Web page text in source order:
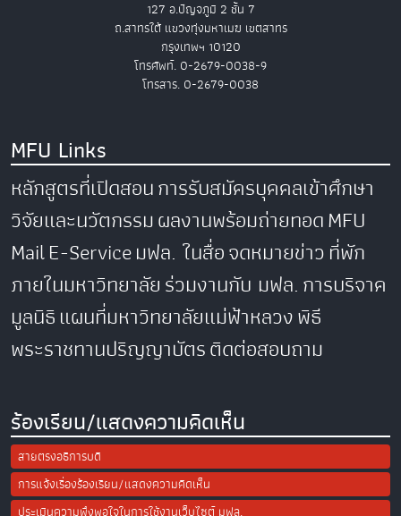
127 อ.ปัญจภูมิ 2 ชั้น 7
ถ.สาทรใต้ แขวงทุ่งมหาเมฆ เขตสาทร
กรุงเทพฯ 10120
โทรศัพท์. 0-2679-0038-9
โทรสาร. 0-2679-0038
MFU Links
หลักสูตรที่เปิดสอนการรับสมัครบุคคลเข้าศึกษา
วิจัยและนวัตกรรมผลงานพร้อมถ่ายทอดMFU
MailE-Serviceมฟล. ในสื่อจดหมายข่าวที่พัก
ภายในมหาวิทยาลัยร่วมงานกับ มฟล.การบริจาค
มูลนิธิแผนที่มหาวิทยาลัยแม่ฟ้าหลวงพิธี
พระราชทานปริญญาบัตรติดต่อสอบถาม
ร้องเรียน/แสดงความคิดเห็น
สายตรงอธิการบดี
การแจ้งเรื่องร้องเรียน/แสดงความคิดเห็น
ประเมินความพึงพอใจในการใช้งานเว็บไซต์ มฟล.